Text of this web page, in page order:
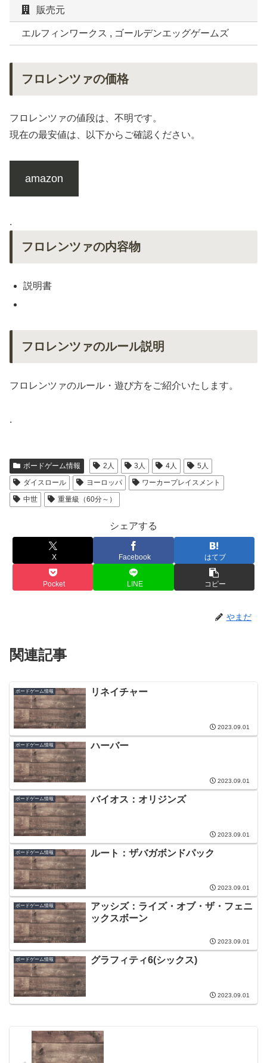
販売元
エルフィンワークス , ゴールデンエッグゲームズ
フロレンツァの価格
フロレンツァの値段は、不明です。
現在の最安値は、以下からご確認ください。
amazon
.
フロレンツァの内容物
説明書
フロレンツァのルール説明
フロレンツァのルール・遊び方をご紹介いたします。
.
ボードゲーム情報 2人 3人 4人
5人
ダイスロール
ヨーロッパ
ワーカープレイスメント
中世
重量級（60分～）
シェアする
X Facebook はてブ
Pocket LINE コピー
やまだ
関連記事
ボードゲーム情報 リネイチャー
2023.09.01
ボードゲーム情報 ハーバー
2023.09.01
ボードゲーム情報 バイオス：オリジンズ
2023.09.01
ボードゲーム情報 ルート：ザバガボンドパック
2023.09.01
ボードゲーム情報
アッシズ：ライズ・オブ・ザ・フェニ
ックスボーン
2023.09.01
ボードゲーム情報 グラフィティ6(シックス)
2023.09.01